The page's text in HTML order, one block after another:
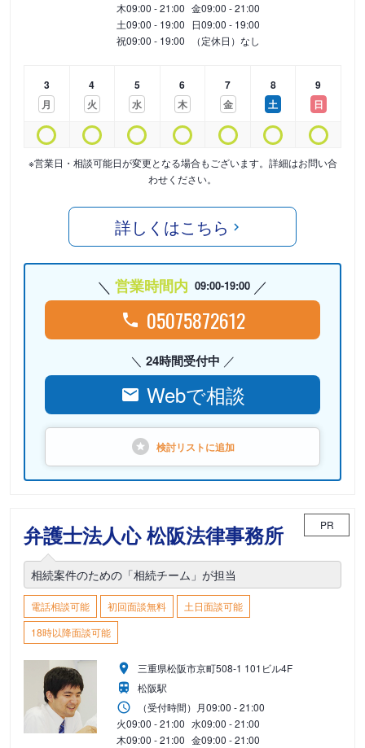
木09:00 - 21:00 金09:00 - 21:00
土09:00 - 19:00 日09:00 - 19:00
祝09:00 - 19:00 （定休日）なし
3
月
4
火
5
水
6
木
7
金
8
土
9
日
※営業日・相談可能日が変更となる場合もございます。詳細はお問い合
わせください。
詳しくはこちら
営業時間内 09:00-19:00
05075872612
24時間受付中
Webで相談
検討リストに追加
弁護士法人心 松阪法律事務所 PR
相続案件のための「相続チーム」が担当
電話相談可能 初回面談無料
土日面談可能
18時以降面談可能
三重県松阪市京町508-1 101ビル4F
松阪駅
（受付時間） 月09:00 - 21:00
火09:00 - 21:00 水09:00 - 21:00
木09:00 - 21:00 金09:00 - 21:00